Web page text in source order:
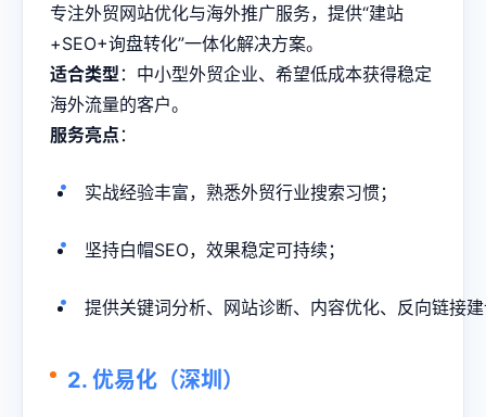
专注外贸网站优化与海外推广服务，提供“建站
+SEO+询盘转化”一体化解决方案。
适合类型 ：中小型外贸企业、希望低成本获得稳定
海外流量的客户。
服务亮点 ：
实战经验丰富，熟悉外贸行业搜索习惯；
坚持白帽SEO，效果稳定可持续；
提供关键词分析、网站诊断、内容优化、反向链接
2. 优易化（深圳）